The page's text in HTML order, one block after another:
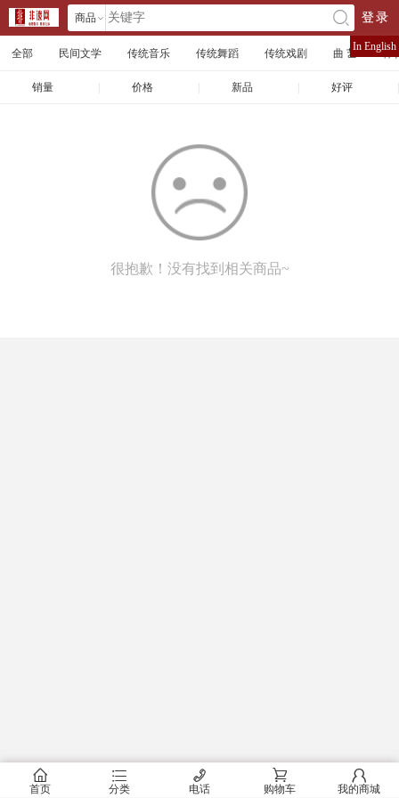
商品 󰄘 登录
全部 民间文学 传统音乐 传统舞蹈 传统戏剧 曲 艺 体
销量 价格 新品 好评
很抱歉！没有找到相关商品~
In English
󰂠
首页
󰂦
分类
󰄫
电话
󰂟
购物车
󰂢
我的商城